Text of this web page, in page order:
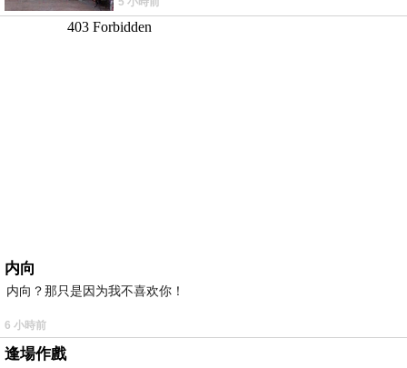
耳機評語：非常有特色，值得喜愛美型工
内向
内向？那只是因为我不喜欢你！
6 小時前
逢場作戲